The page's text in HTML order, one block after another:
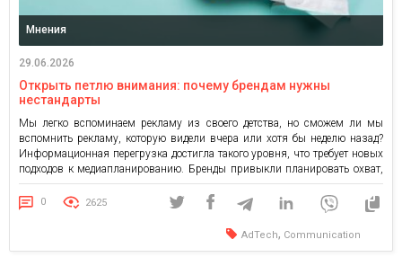
Мнения
29.06.2026
Открыть петлю внимания: почему брендам нужны
нестандарты
Мы легко вспоминаем рекламу из своего детства, но сможем ли мы
вспомнить рекламу, которую видели вчера или хотя бы неделю назад?
Информационная перегрузка достигла такого уровня, что требует новых
подходов к медиапланированию. Бренды привыкли планировать охват,
частоту и медийное давление, но в эпоху избытка контента этого уже
недостаточно. До человека нужно не только достучаться сообщением, […]
0 2625
AdTech, Communication